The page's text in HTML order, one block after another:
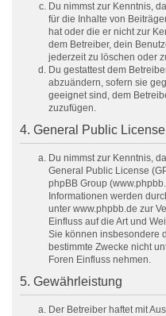
Du nimmst zur Kenntnis,
für die Inhalte von
hat oder die er nicht zur
dem Betreiber, dein
jederzeit zu löschen oder
Du gestattest dem
abzuändern, sofern sie
geeignet sind, dem
zuzufügen.
4. General Public License
Du nimmst zur Kenntnis,
General Public License
phpBB Group
Informationen werden
unter www.phpbb.de zur
Einfluss auf die Art und
Sie können insbesondere
bestimmte Zwecke nicht
Foren Einfluss nehmen.
5. Gewährleistung
Der Betreiber haftet mit